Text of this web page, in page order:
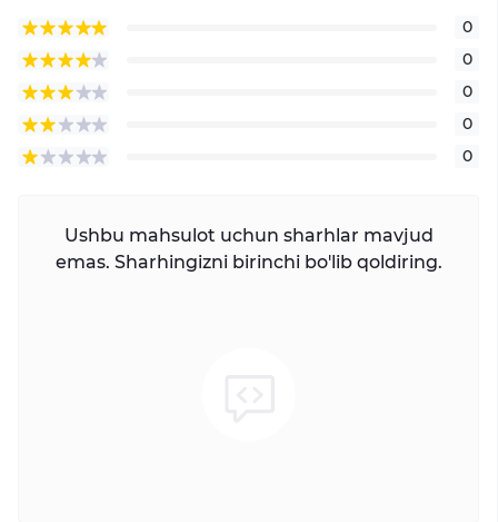
0
0
0
0
0
Ushbu mahsulot uchun sharhlar mavjud
emas. Sharhingizni birinchi bo'lib qoldiring.